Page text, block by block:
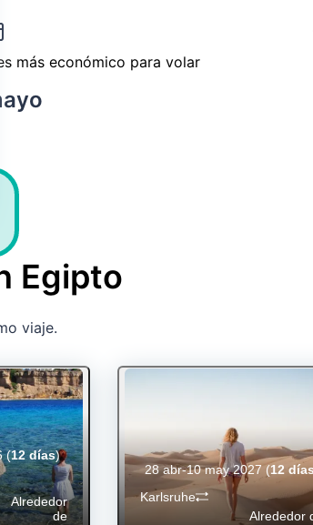
más económico para volar
Egipto
viaje.
Alrededor
de
(12 días)
Alrededor
Karlsruhe
28 abr-10 may 2027(12